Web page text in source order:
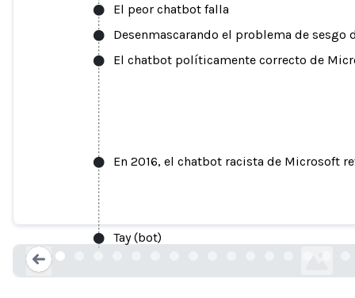
El peor chatbot falla
Desenmascarando el problema de sesgo
El chatbot políticamente correcto de
En 2016, el chatbot racista de Microsoft
Tay (bot)
El truco del bot artificial de Twitter